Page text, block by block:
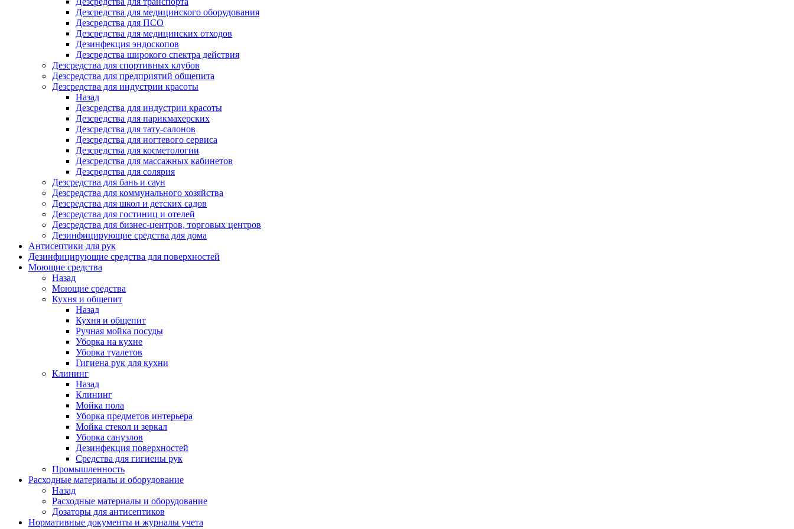
Дезсредства для медицинского оборудования
Дезсредства для ПСО
Дезсредства для медицинских отходов
Дезинфекция эндоскопов
Дезсредства широкого спектра действия
Дезсредства для спортивных клубов
Дезсредства для предприятий общепита
Дезсредства для индустрии красоты
Назад
Дезсредства для индустрии красоты
Дезсредства для парикмахерских
Дезсредства для тату-салонов
Дезсредства для ногтевого сервиса
Дезсредства для косметологии
Дезсредства для массажных кабинетов
Дезсредства для солярия
Дезсредства для бань и саун
Дезсредства для коммунального хозяйства
Дезсредства для школ и детских садов
Дезсредства для гостиниц и отелей
Дезсредства для бизнес-центров, торговых центров
Дезинфицирующие средства для дома
Антисептики для рук
Дезинфицирующие средства для поверхностей
Моющие средства
Назад
Моющие средства
Кухня и общепит
Назад
Кухня и общепит
Ручная мойка посуды
Уборка на кухне
Уборка туалетов
Гигиена рук для кухни
Клининг
Назад
Клининг
Мойка пола
Уборка предметов интерьера
Мойка стекол и зеркал
Уборка санузлов
Дезинфекция поверхностей
Средства для гигиены рук
Промышленность
Расходные материалы и оборудование
Назад
Расходные материалы и оборудование
Дозаторы для антисептиков
Нормативные документы и журналы учета